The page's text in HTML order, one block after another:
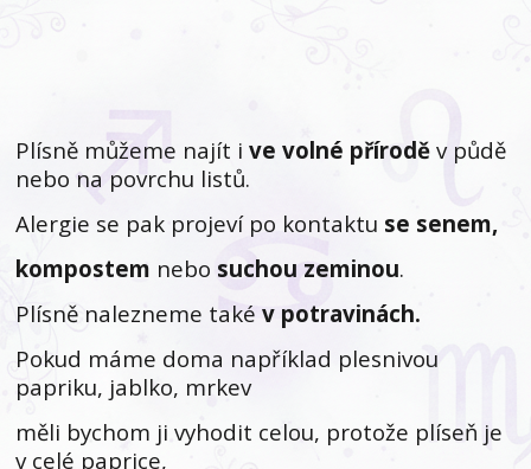
Plísně můžeme najít ive volné přírodě v půdě
nebo na povrchu listů.
Alergie se pak projeví po kontaktu se senem,
kompostem nebo suchou zeminou.
Plísně nalezneme takév potravinách.
Pokud máme doma například plesnivou
papriku, jablko, mrkev
měli bychom ji vyhodit celou, protože plíseň je
v celé paprice,